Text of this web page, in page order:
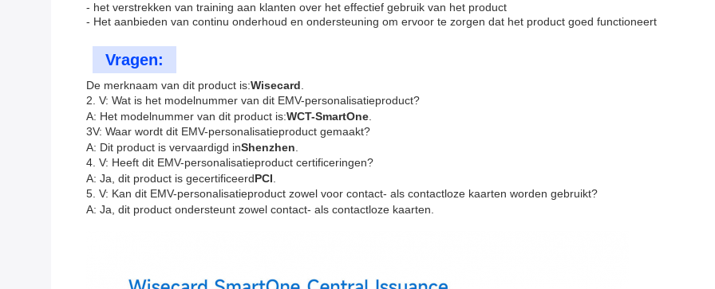
- het verstrekken van training aan klanten over het effectief gebruik van het product
- Het aanbieden van continu onderhoud en ondersteuning om ervoor te zorgen dat het product goed functioneert
Vragen:
De merknaam van dit product is:Wisecard
2. V: Wat is het modelnummer van dit EMV-personalisatieproduct?
A: Het modelnummer van dit product is:WCT-SmartOne
3V: Waar wordt dit EMV-personalisatieproduct gemaakt?
A: Dit product is vervaardigd inShenzhen
4. V: Heeft dit EMV-personalisatieproduct certificeringen?
A: Ja, dit product is gecertificeerdPCI
5. V: Kan dit EMV-personalisatieproduct zowel voor contact- als contactloze kaarten worden gebruikt?
A: Ja, dit product ondersteunt zowel contact- als contactloze kaarten.